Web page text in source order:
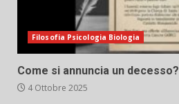
Filosofia Psicologia Biologia
Come si annuncia un decesso?
4 Ottobre 2025